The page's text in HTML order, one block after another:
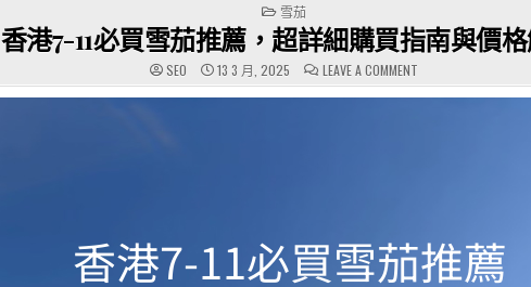
POSTED
IN
雪茄
香港7-11必買雪茄推薦，超詳細購買指南與價
SEO 13 3 月, 2025 LEAVE A COMMENTON
香
港
購
買
指